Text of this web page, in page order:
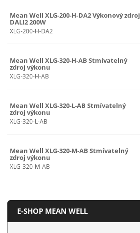
Mean Well XLG-200-H-DA2 Výkonový zdroj
DALI2 200W
XLG-200-H-DA2
Mean Well XLG-320-H-AB Stmívatelný
zdroj výkonu
XLG-320-H-AB
Mean Well XLG-320-L-AB Stmívatelný
zdroj výkonu
XLG-320-L-AB
Mean Well XLG-320-M-AB Stmívatelný
zdroj výkonu
XLG-320-M-AB
E-SHOP MEAN WELL